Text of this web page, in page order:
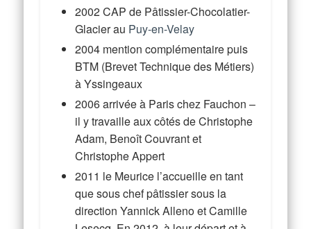
2002 CAP de Pâtissier-Chocolatier-
Glacier au Puy-en-Velay
2004 mention complémentaire puis
BTM (Brevet Technique des Métiers)
à Yssingeaux
2006 arrivée à Paris chez Fauchon –
il y travaille aux côtés de Christophe
Adam, Benoît Couvrant et
Christophe Appert
2011 le Meurice l’accueille en tant
que sous chef pâtissier sous la
direction Yannick Alleno et Camille